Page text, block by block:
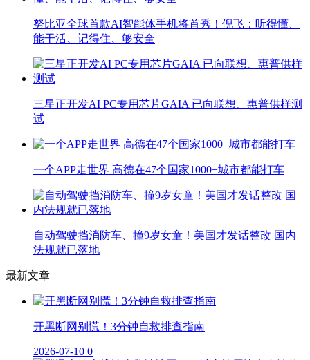
努比亚全球首款AI智能体手机将首秀！倪飞：听得懂、
能干活、记得住、够安全
三星正开发AI PC专用芯片GAIA 已向联想、惠普供样测
试
一个APP走世界 高德在47个国家1000+城市都能打车
自动驾驶挡消防车、撞9岁女童！美国才发话整改 国内
法规就已落地
最新文章
开黑断网别慌！3分钟自救排查指南
2026-07-10 0